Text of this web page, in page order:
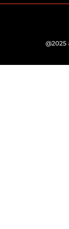
@2025